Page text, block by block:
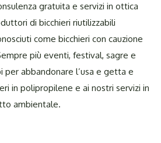
gratuita e servizi in ottica
di bicchieri riutilizzabili
come bicchieri con cauzione
più eventi, festival, sagre e
per abbandonare l’usa e getta e
in polipropilene e ai nostri servizi in
ambientale.